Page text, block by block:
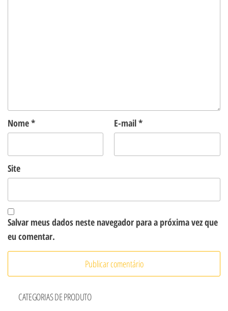
Nome* E-mail*
Site
Salvar meus dados neste navegador para a próxima vez que
eu comentar.
CATEGORIAS DE PRODUTO